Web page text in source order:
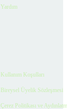
Yardım
Kullanım Koşulları
Bireysel Üyelik Sözleşmesi
Çerez Politikası ve